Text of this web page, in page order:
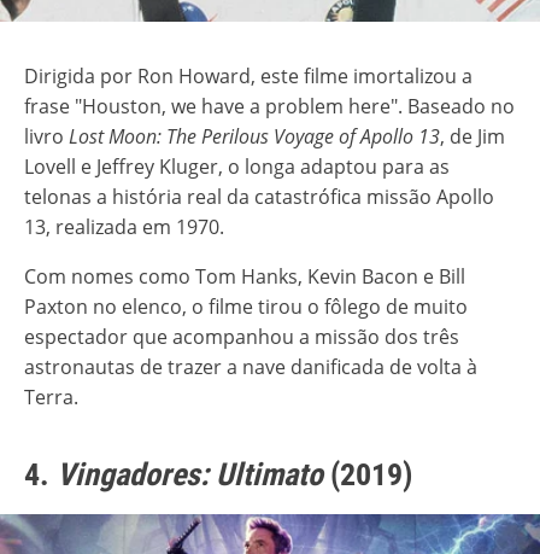
Dirigida por Ron Howard, este filme imortalizou a
frase "Houston, we have a problem here". Baseado no
livro Lost Moon: The Perilous Voyage of Apollo 13, de Jim
Lovell e Jeffrey Kluger, o longa adaptou para as
telonas a história real da catastrófica missão Apollo
13, realizada em 1970.
Com nomes como Tom Hanks, Kevin Bacon e Bill
Paxton no elenco, o filme tirou o fôlego de muito
espectador que acompanhou a missão dos três
astronautas de trazer a nave danificada de volta à
Terra.
4. Vingadores: Ultimato(2019)